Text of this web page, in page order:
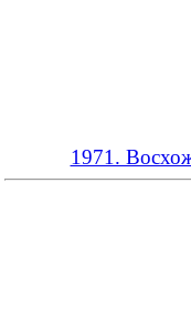
1971.